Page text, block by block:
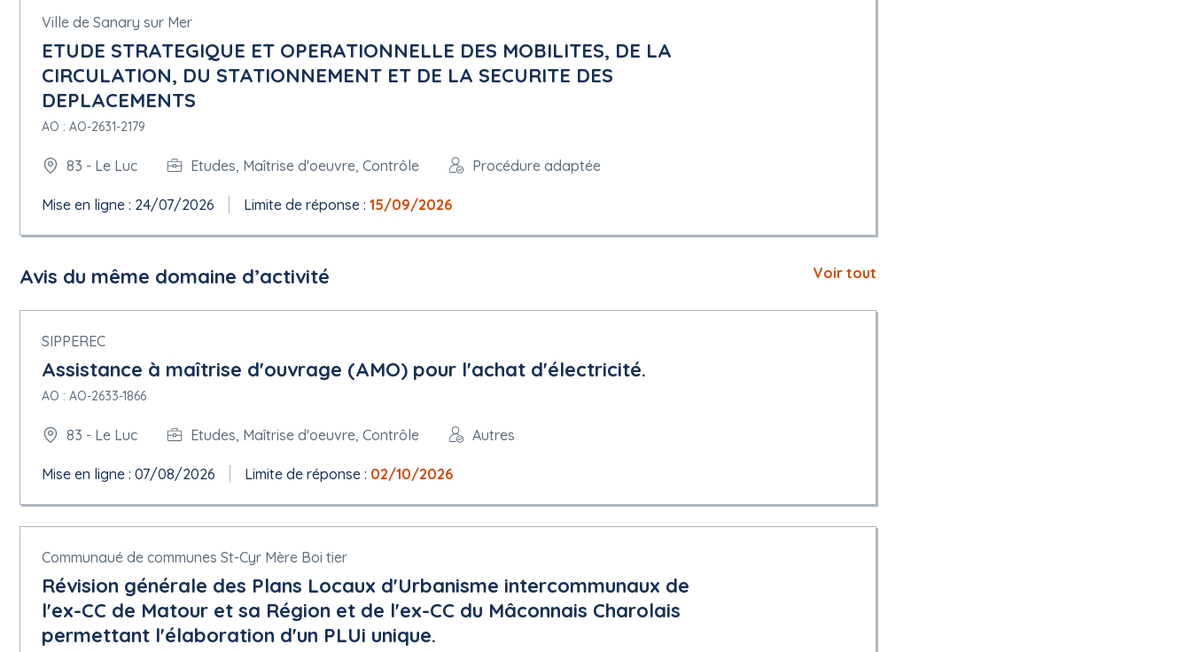
Ville de Sanary sur Mer
ETUDE STRATEGIQUE ET OPERATIONNELLE DES MOBILITES, DE LA
CIRCULATION, DU STATIONNEMENT ET DE LA SECURITE DES
DEPLACEMENTS
AO : AO-2631-2179
83 - Le Luc Etudes, Maîtrise d'oeuvre, Contrôle Procédure adaptée
Mise en ligne : 24/07/2026 Limite de réponse : 15/09/2026
Avis du même domaine d’activité Voir tout
SIPPEREC
Assistance à maîtrise d'ouvrage (AMO) pour l'achat d'électricité.
AO : AO-2633-1866
83 - Le Luc Etudes, Maîtrise d'oeuvre, Contrôle Autres
Mise en ligne : 07/08/2026 Limite de réponse : 02/10/2026
Communaué de communes St-Cyr Mère Boi tier
Révision générale des Plans Locaux d'Urbanisme intercommunaux de
l'ex-CC de Matour et sa Région et de l'ex-CC du Mâconnais Charolais
permettant l'élaboration d'un PLUi unique.